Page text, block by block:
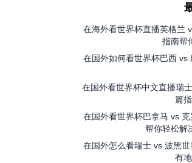
在海外看世界杯直播英格兰
指南帮
在国外如何看世界杯巴西 vs
在国外看世界杯中文直播瑞
篇
在国外看世界杯巴拿马 vs
帮你轻松解
在国外怎么看瑞士 vs 波黑
有